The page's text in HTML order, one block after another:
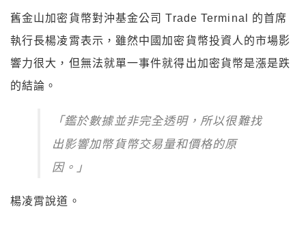
舊金山加密貨幣對沖基金公司 Trade Terminal 的首席
執行長楊凌霄表示，雖然中國加密貨幣投資人的市場影
響力很大，但無法就單一事件就得出加密貨幣是漲是跌
的結論。
「鑑於數據並非完全透明，所以很難找
出影響加幣貨幣交易量和價格的原
因。」
楊凌霄說道。